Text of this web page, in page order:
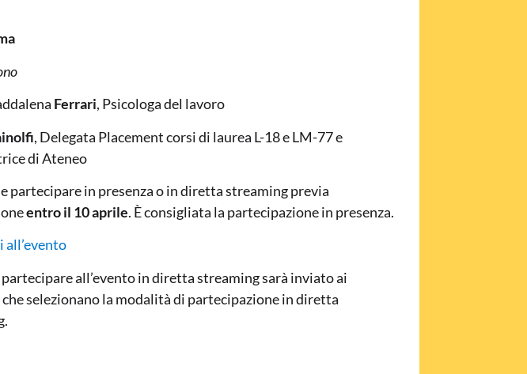
Ferrari, Psicologa del lavoro
, Delegata Placement corsi di laurea L-18 e LM-77 e
di Ateneo
partecipare in presenza o in diretta streaming previa
entro il 10 aprile. È consigliata la partecipazione in presenza.
all’evento
all’evento in diretta streaming sarà inviato ai
selezionano la modalità di partecipazione in diretta